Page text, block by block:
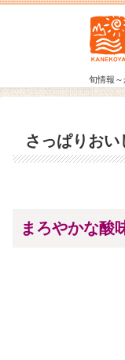
旬情報
さっぱりお
まろやかな酸